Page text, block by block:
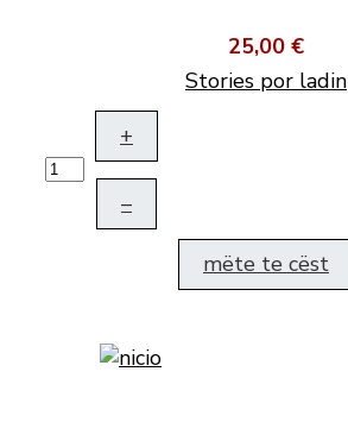
25,00 €
Stories por ladin
+
–
mëte te cëst